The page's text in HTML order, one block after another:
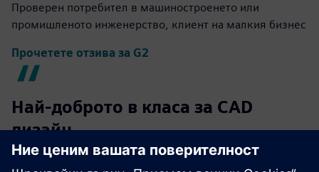
Проверен потребител в машиностроенето или
промишленото инженерство, клиент на малкия бизнес
Прочетете отзива за G2
Най-доброто в класа за CAD
дизайн
Инженер по приложения, клиент на средния пазар